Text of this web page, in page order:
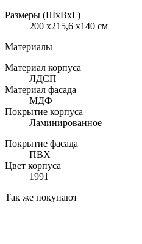
Размеры (ШхВхГ)
200 x215,6 x140 см
Материалы
Материал корпуса
ЛДСП
Материал фасада
МДФ
Покрытие корпуса
Ламинированное
Покрытие фасада
ПВХ
Цвет корпуса
1991
Так же покупают